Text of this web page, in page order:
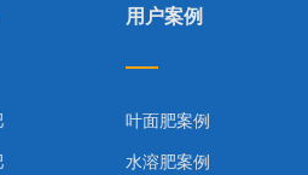
用户案例
叶面肥案例
水溶肥案例